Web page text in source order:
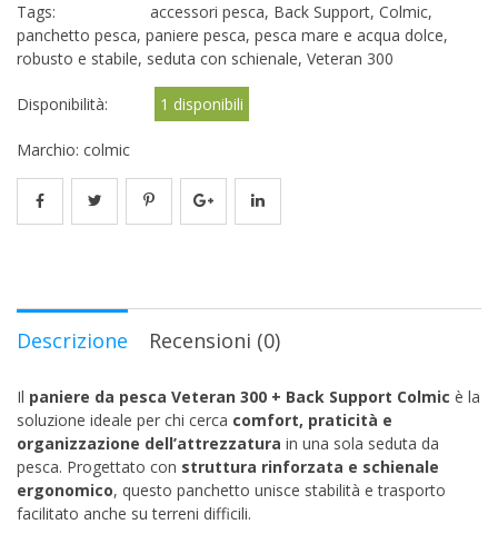
Tags:
accessori pesca, Back Support, Colmic,
panchetto pesca, paniere pesca, pesca mare e acqua dolce,
robusto e stabile, seduta con schienale, Veteran 300
Disponibilità: 1 disponibili
Marchio: colmic
Descrizione Recensioni (0)
Il paniere da pesca Veteran 300 + Back Support Colmic è la
soluzione ideale per chi cerca comfort, praticità e
organizzazione dell’attrezzatura in una sola seduta da
pesca. Progettato con struttura rinforzata e schienale
ergonomico, questo panchetto unisce stabilità e trasporto
facilitato anche su terreni difficili.